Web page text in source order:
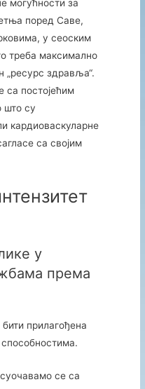
могућности за
поред Саве,
у сеоским
треба максимално
„ресурс здравља“.
са постојећим
што су
кардиоваскуларне
са својим
у
према
прилагођена
се са